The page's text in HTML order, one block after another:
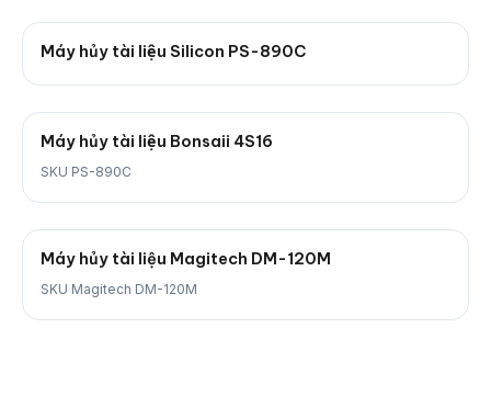
Máy hủy tài liệu Silicon PS-890C
Máy hủy tài liệu Bonsaii 4S16
SKU PS-890C
Máy hủy tài liệu Magitech DM-120M
SKU Magitech DM-120M